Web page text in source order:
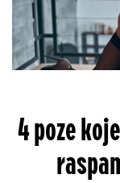
4 poze